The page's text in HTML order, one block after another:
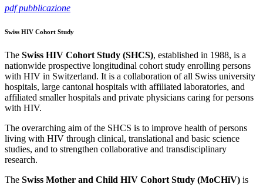
pdf pubblicazione
Swiss HIV Cohort Study
The Swiss HIV Cohort Study (SHCS), established in 1988, is a
nationwide prospective longitudinal cohort study enrolling persons
with HIV in Switzerland. It is a collaboration of all Swiss university
hospitals, large cantonal hospitals with affiliated laboratories, and
affiliated smaller hospitals and private physicians caring for persons
with HIV.
The overarching aim of the SHCS is to improve health of persons
living with HIV through clinical, translational and basic science
studies, and to strengthen collaborative and transdisciplinary
research.
The Swiss Mother and Child HIV Cohort Study (MoCHiV) is